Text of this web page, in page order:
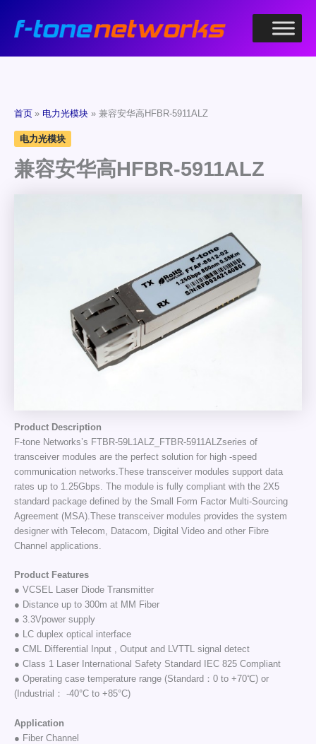
首页 电力光模块 兼容安华高HFBR-5911ALZ
电力光模块
兼容安华高HFBR-5911ALZ
Product Description
F-tone Networks’s FTBR-59L1ALZ_FTBR-5911ALZseries of
transceiver modules are the perfect solution for high -speed
communication networks.These transceiver modules support data
rates up to 1.25Gbps. The module is fully compliant with the 2X5
standard package defined by the Small Form Factor Multi-Sourcing
Agreement (MSA).These transceiver modules provides the system
designer with Telecom, Datacom, Digital Video and other Fibre
Channel applications.
Product Features
● VCSEL Laser Diode Transmitter
● Distance up to 300m at MM Fiber
● 3.3Vpower supply
● LC duplex optical interface
● CML Differential Input , Output and LVTTL signal detect
● Class 1 Laser International Safety Standard IEC 825 Compliant
● Operating case temperature range (Standard：0 to +70℃) or
(Industrial： -40°C to +85°C)
Application
● Fiber Channel